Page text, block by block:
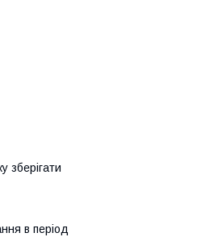
зберігати
в період